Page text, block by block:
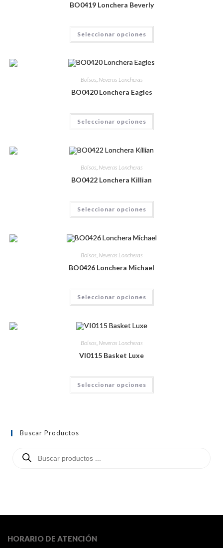
BO0419 Lonchera Beverly
Seleccionar opciones
Bolsos, Neveras Loncheras
BO0420 Lonchera Eagles
Seleccionar opciones
Bolsos, Neveras Loncheras
BO0422 Lonchera Killian
Seleccionar opciones
Bolsos, Neveras Loncheras
BO0426 Lonchera Michael
Seleccionar opciones
Bolsos, Neveras Loncheras
VI0115 Basket Luxe
Seleccionar opciones
Buscar Productos
HORARIO DE ATENCIÓN